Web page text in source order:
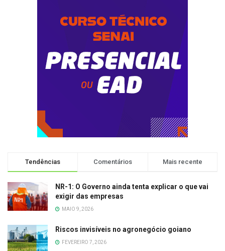
Tendências Comentários Mais recente
NR-1: O Governo ainda tenta explicar o que vai
exigir das empresas
MAIO 9, 2026
Riscos invisíveis no agronegócio goiano
FEVEREIRO 7, 2026